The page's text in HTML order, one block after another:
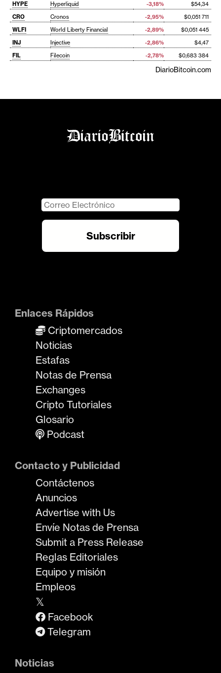
HYPE Hyperliquid -3,18%
$54,34
CRO
Cronos -2,95%
$0,051 711
WLFI
World Liberty Financial -2,89%
$0,051 445
INJ
Injective -2,86%
$4,47
FIL
Filecoin -2,78% $0,683 384
DiarioBitcoin.com
Enlaces Rápidos
Criptomercados
Noticias
Estafas
Notas de Prensa
Exchanges
Cripto Tutoriales
Glosario
Podcast
Contacto y Publicidad
Contáctenos
Anuncios
Advertise with Us
Envíe Notas de Prensa
Submit a Press Release
Reglas Editoriales
Equipo y misión
Empleos
𝕏
Facebook
Telegram
Noticias